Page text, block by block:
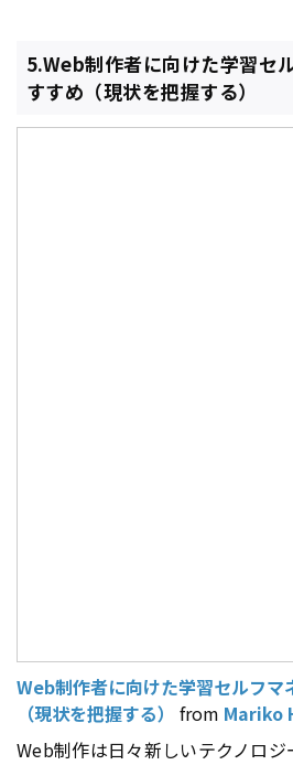
5.Web制作者に向けた学習セ
すすめ（現状を把握する）
Web制作者に向けた学習セルフマ
（現状を把握する）
from Mariko
Web制作は日々新しいテクノロ